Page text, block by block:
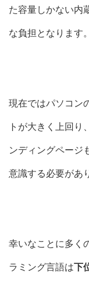
た容量しかない内
な負担となります。
現在ではパソコン
トが大きく上回り
ンディングページ
意識する必要があ
幸いなことに多く
ラミング言語は下